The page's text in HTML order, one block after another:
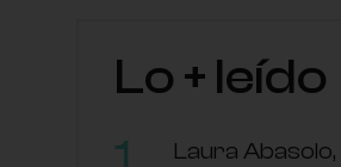
Lo + leído
Laura Abasolo,